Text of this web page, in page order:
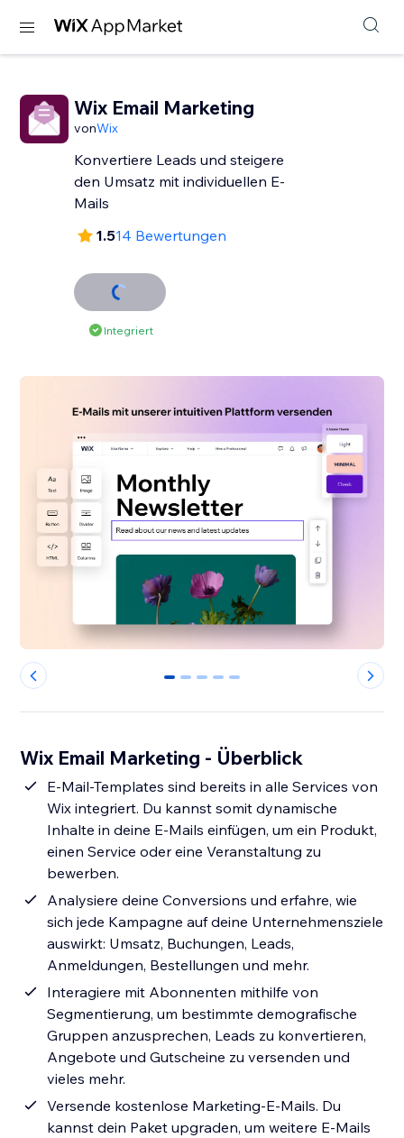
Wix Email Marketing
vonWix
Konvertiere Leads und steigere
den Umsatz mit individuellen E-
Mails
1.514 Bewertungen
Integriert
0 1 2 3 4
Wix Email Marketing - Überblick
E-Mail-Templates sind bereits in alle Services von
Wix integriert. Du kannst somit dynamische
Inhalte in deine E-Mails einfügen, um ein Produkt,
einen Service oder eine Veranstaltung zu
bewerben.
Analysiere deine Conversions und erfahre, wie
sich jede Kampagne auf deine Unternehmensziele
auswirkt: Umsatz, Buchungen, Leads,
Anmeldungen, Bestellungen und mehr.
Interagiere mit Abonnenten mithilfe von
Segmentierung, um bestimmte demografische
Gruppen anzusprechen, Leads zu konvertieren,
Angebote und Gutscheine zu versenden und
vieles mehr.
Versende kostenlose Marketing-E-Mails. Du
kannst dein Paket upgraden, um weitere E-Mails